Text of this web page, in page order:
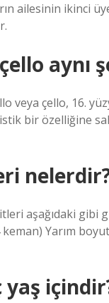
ailesinin ikinci
aynı
veya çello, 16.
bir özelliğine
aşağıdaki gibi
Yarım
yaş